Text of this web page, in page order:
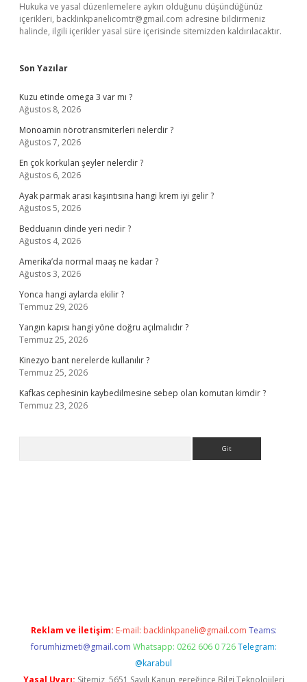
Hukuka ve yasal düzenlemelere aykırı olduğunu düşündüğünüz
içerikleri, backlinkpanelicomtr@gmail.com adresine bildirmeniz
halinde, ilgili içerikler yasal süre içerisinde sitemizden kaldırılacaktır.
Son Yazılar
Kuzu etinde omega 3 var mı ?
Ağustos 8, 2026
Monoamin nörotransmiterleri nelerdir ?
Ağustos 7, 2026
En çok korkulan şeyler nelerdir ?
Ağustos 6, 2026
Ayak parmak arası kaşıntısına hangi krem iyi gelir ?
Ağustos 5, 2026
Bedduanın dinde yeri nedir ?
Ağustos 4, 2026
Amerika’da normal maaş ne kadar ?
Ağustos 3, 2026
Yonca hangi aylarda ekilir ?
Temmuz 29, 2026
Yangın kapısı hangi yöne doğru açılmalıdır ?
Temmuz 25, 2026
Kinezyo bant nerelerde kullanılır ?
Temmuz 25, 2026
Kafkas cephesinin kaybedilmesine sebep olan komutan kimdir ?
Temmuz 23, 2026
Reklam ve İletişim: E-mail: backlinkpaneli@gmail.com Teams:
forumhizmeti@gmail.com Whatsapp: 0262 606 0 726 Telegram:
@karabul
Yasal Uyarı: Sitemiz, 5651 Sayılı Kanun gereğince Bilgi Teknolojileri